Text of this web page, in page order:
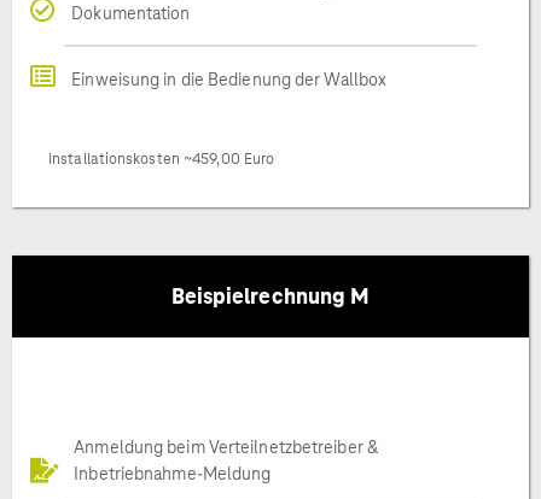
Dokumentation
Einweisung in die Bedienung der Wallbox
Installationskosten ~459,00 Euro
Beispielrechnung M
Anmeldung beim Verteilnetzbetreiber &
Inbetriebnahme-Meldung